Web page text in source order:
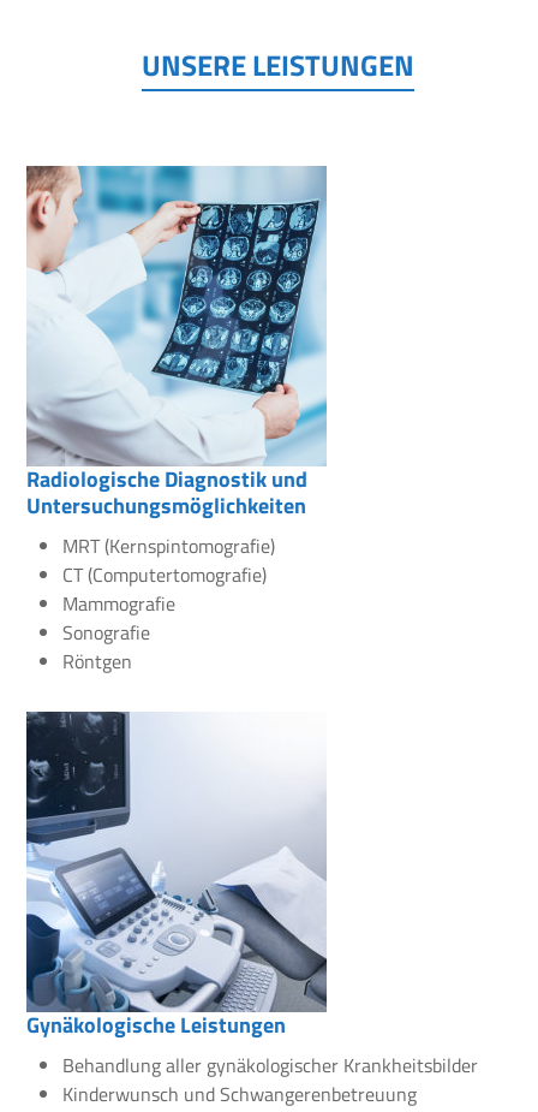
UNSERE LEISTUNGEN
Radiologische Diagnostik und
Untersuchungsmöglichkeiten
MRT (Kernspintomografie)
CT (Computertomografie)
Mammografie
Sonografie
Röntgen
Gynäkologische Leistungen
Behandlung aller gynäkologischer Krankheitsbilder
Kinderwunsch und Schwangerenbetreuung